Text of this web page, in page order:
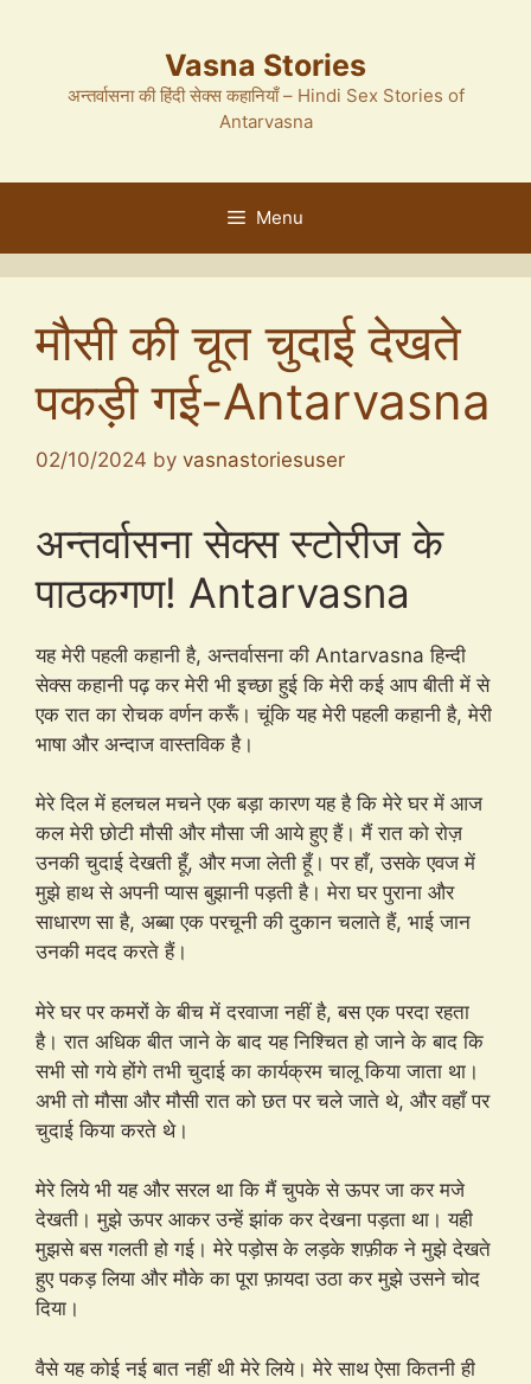
Vasna Stories
अन्तर्वासना की हिंदी सेक्स कहानियाँ – Hindi Sex Stories of
Antarvasna
Menu
मौसी की चूत चुदाई देखते
पकड़ी गई-Antarvasna
02/10/2024 by vasnastoriesuser
अन्तर्वासना सेक्स स्टोरीज के
पाठकगण! Antarvasna
यह मेरी पहली कहानी है, अन्तर्वासना की Antarvasna हिन्दी
सेक्स कहानी पढ़ कर मेरी भी इच्छा हुई कि मेरी कई आप बीती में से
एक रात का रोचक वर्णन करूँ। चूंकि यह मेरी पहली कहानी है, मेरी
भाषा और अन्दाज वास्तविक है।
मेरे दिल में हलचल मचने एक बड़ा कारण यह है कि मेरे घर में आज
कल मेरी छोटी मौसी और मौसा जी आये हुए हैं। मैं रात को रोज़
उनकी चुदाई देखती हूँ, और मजा लेती हूँ। पर हाँ, उसके एवज में
मुझे हाथ से अपनी प्यास बुझानी पड़ती है। मेरा घर पुराना और
साधारण सा है, अब्बा एक परचूनी की दुकान चलाते हैं, भाई जान
उनकी मदद करते हैं।
मेरे घर पर कमरों के बीच में दरवाजा नहीं है, बस एक परदा रहता
है। रात अधिक बीत जाने के बाद यह निश्चित हो जाने के बाद कि
सभी सो गये होंगे तभी चुदाई का कार्यक्रम चालू किया जाता था।
अभी तो मौसा और मौसी रात को छत पर चले जाते थे, और वहाँ पर
चुदाई किया करते थे।
मेरे लिये भी यह और सरल था कि मैं चुपके से ऊपर जा कर मजे
देखती। मुझे ऊपर आकर उन्हें झांक कर देखना पड़ता था। यही
मुझसे बस गलती हो गई। मेरे पड़ोस के लड़के शफ़ीक ने मुझे देखते
हुए पकड़ लिया और मौके का पूरा फ़ायदा उठा कर मुझे उसने चोद
दिया।
वैसे यह कोई नई बात नहीं थी मेरे लिये। मेरे साथ ऐसा कितनी ही